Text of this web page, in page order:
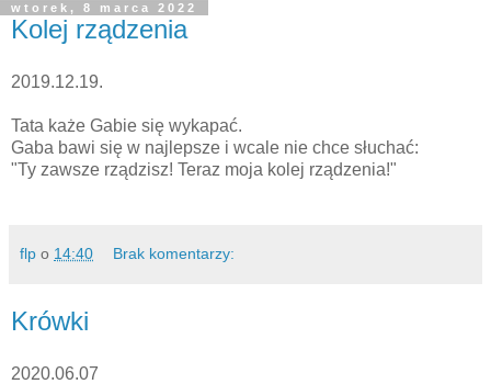
wtorek, 8 marca 2022
Kolej rządzenia
2019.12.19.
Tata każe Gabie się wykapać.
Gaba bawi się w najlepsze i wcale nie chce słuchać:
"Ty zawsze rządzisz! Teraz moja kolej rządzenia!"
flp o 14:40 Brak komentarzy:
Krówki
2020.06.07